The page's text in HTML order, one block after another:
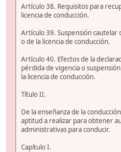
Artículo 38. Requisitos para
licencia de conducción.
Artículo 39. Suspensión cautelar
o de la licencia de conducción.
Artículo 40. Efectos de la
pérdida de vigencia o
la licencia de conducción.
Título II.
De la enseñanza de la
aptitud a realizar para obtener
administrativas para conducir.
Capítulo I.